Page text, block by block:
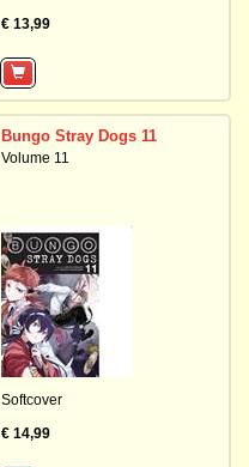
€ 13,99
Bungo Stray Dogs 11
Volume 11
Softcover
€ 14,99